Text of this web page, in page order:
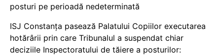
posturi pe perioadă nedeterminată
ISJ Constanța pasează Palatului Copiilor executarea
hotărârii prin care Tribunalul a suspendat chiar
deciziile Inspectoratului de tăiere a posturilor: